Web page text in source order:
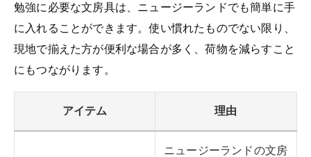
勉強に必要な文房具は、ニュージーランドでも簡単に手
に入れることができます。使い慣れたものでない限り、
現地で揃えた方が便利な場合が多く、荷物を減らすこと
にもつながります。
アイテム 理由
ニュージーランドの文房